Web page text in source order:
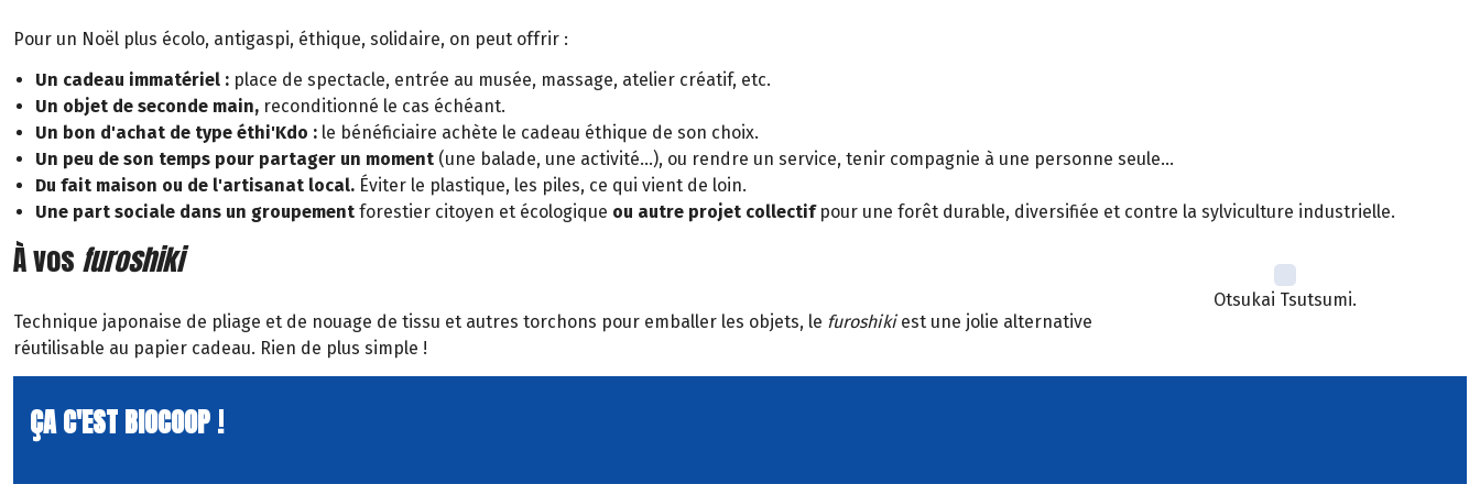
Pour un Noël plus écolo, antigaspi, éthique, solidaire, on peut offrir :
Un cadeau immatériel : place de spectacle, entrée au musée, massage, atelier créatif, etc.
Un objet de seconde main, reconditionné le cas échéant.
Un bon d'achat de type éthi'Kdo : le bénéficiaire achète le cadeau éthique de son choix.
Un peu de son temps pour partager un moment (une balade, une activité...), ou rendre un service, tenir compagnie à une personne seule...
Du fait maison ou de l'artisanat local. Éviter le plastique, les piles, ce qui vient de loin.
Une part sociale dans un groupement forestier citoyen et écologique ou autre projet collectifpour une forêt durable, diversifiée et contre la sylviculture industrielle.
À vos furoshiki
Technique japonaise de pliage et de nouage de tissu et autres torchons pour emballer les objets, le furoshikiest une jolie alternative
réutilisable au papier cadeau. Rien de plus simple !
Otsukai Tsutsumi.
ÇA C'EST BIOCOOP !